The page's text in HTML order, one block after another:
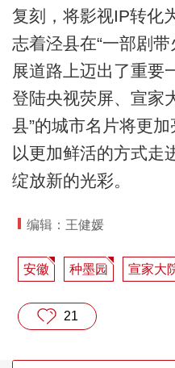
复刻，将影视IP转化
志着泾县在“一部剧
展道路上迈出了重要
登陆央视荧屏、宣家
县”的城市名片将更
以更加鲜活的方式走
绽放新的光彩。
编辑：王健媛
安徽 种墨园 宣家大
21